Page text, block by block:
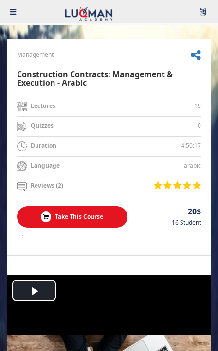
Management
Construction Contracts: Management &
Execution - Arabic
Lectures 19
Quizzes 0
Duration 4:50:17
Language arabic
Reviews (2)
Take This Course 20$
16 Student
.
Play